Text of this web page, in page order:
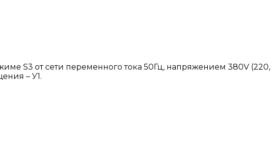
S3 от сети переменного тока 50Гц, напряжением 380V (220,
– У1.